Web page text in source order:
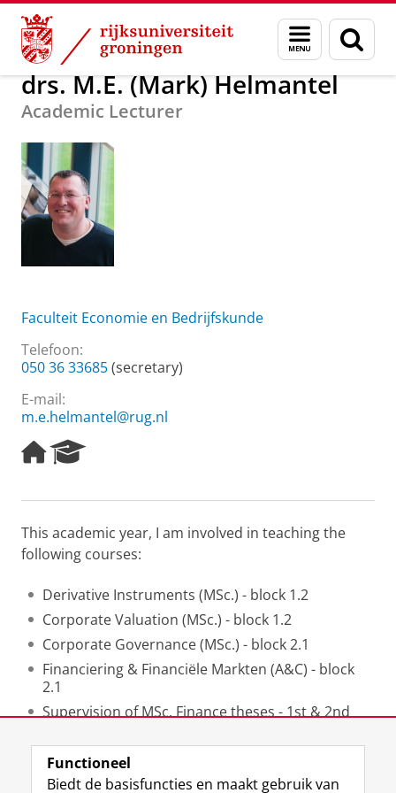
Skip
Content
Skip
Navigation
Menu
en
zoeken
Over ons drs. M.E. (Mark) Helmantel
drs. M.E. (Mark) Helmantel
Academic Lecturer
Faculteit Economie en Bedrijfskunde
Telefoon:
050 36 33685(secretary)
E-mail:
m.e.helmantel@rug.nl
H
o
e
a
g
e
r
c
P
r
t
a
l
This academic year, I am involved in teaching the
following courses:
Derivative Instruments (MSc.) - block 1.2
Corporate Valuation (MSc.) - block 1.2
Corporate Governance (MSc.) - block 2.1
Financiering & Financiële Markten (A&C) - block
2.1
Supervision of MSc. Finance theses - 1st & 2nd
Laatst gewijzigd: 24 juni 2026 21:04
Functioneel
Biedt de basisfuncties en maakt gebruik van